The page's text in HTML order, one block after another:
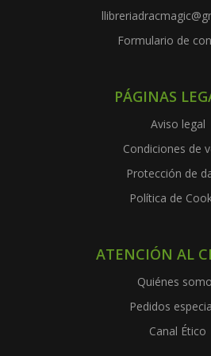
Formulario de
PÁGINAS
Aviso legal
Condiciones de
Protección de
Política de
ATENCIÓN AL
Quiénes
Pedidos
Canal Ético